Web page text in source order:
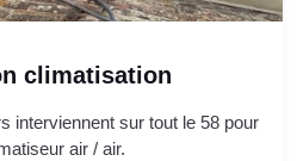
climatisation
interviennent sur tout le 58 pour
air / air.